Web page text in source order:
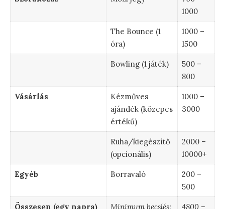
1000
The Bounce (1
óra)
1000 –
1500
Bowling (1 játék)
500 –
800
Vásárlás
Kézműves
ajándék (közepes
értékű)
1000 –
3000
Ruha/kiegészítő
(opcionális)
2000 –
10000+
Egyéb Borravaló
200 –
500
Összesen (egy napra) Minimum becslés: 4800 –